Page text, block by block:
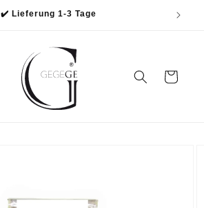
✔️ Lieferung 1-3 Tage
Warenkorb